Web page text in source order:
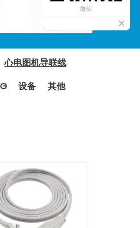
心电图机导联线
设备 其他
微信